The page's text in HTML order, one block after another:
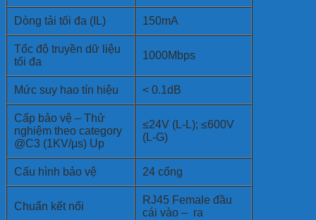
Dòng tải tối đa (IL) 150mA
Tốc độ truyền dữ liệu
tối đa
1000Mbps
Mức suy hao tín hiệu < 0.1dB
Cấp bảo vệ – Thử
nghiệm theo category
@C3 (1KV/μs) Up
≤24V (L-L); ≤600V
(L-G)
Cấu hình bảo vệ 24 cổng
Chuẩn kết nối
RJ45 Female đầu
cái vào – ra